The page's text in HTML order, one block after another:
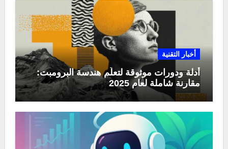
أخبار التقنية
أدلة ودورات موثوقة لتعلّم هندسة البرومبت:
مقارنة شاملة لعام 2025